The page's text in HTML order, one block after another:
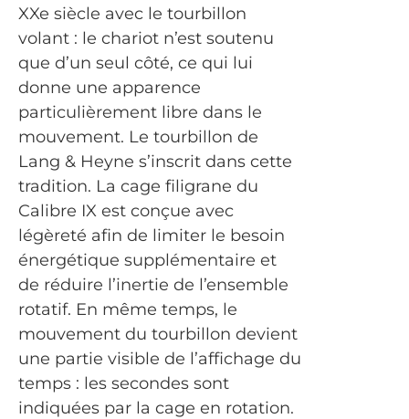
XXe siècle avec le tourbillon
volant : le chariot n’est soutenu
que d’un seul côté, ce qui lui
donne une apparence
particulièrement libre dans le
mouvement. Le tourbillon de
Lang & Heyne s’inscrit dans cette
tradition. La cage filigrane du
Calibre IX est conçue avec
légèreté afin de limiter le besoin
énergétique supplémentaire et
de réduire l’inertie de l’ensemble
rotatif. En même temps, le
mouvement du tourbillon devient
une partie visible de l’affichage du
temps : les secondes sont
indiquées par la cage en rotation.